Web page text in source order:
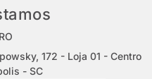
172 - Loja 01 - Centro
- SC